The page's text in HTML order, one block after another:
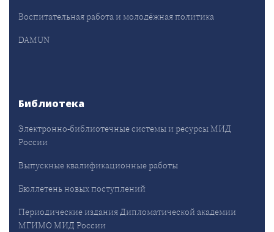
Воспитательная работа и молодёжная политика
DAMUN
Библиотека
Электронно-библиотечные системы и ресурсы МИД
России
Выпускные квалификационные работы
Бюллетень новых поступлений
Периодические издания Дипломатической академии
МГИМО МИД России